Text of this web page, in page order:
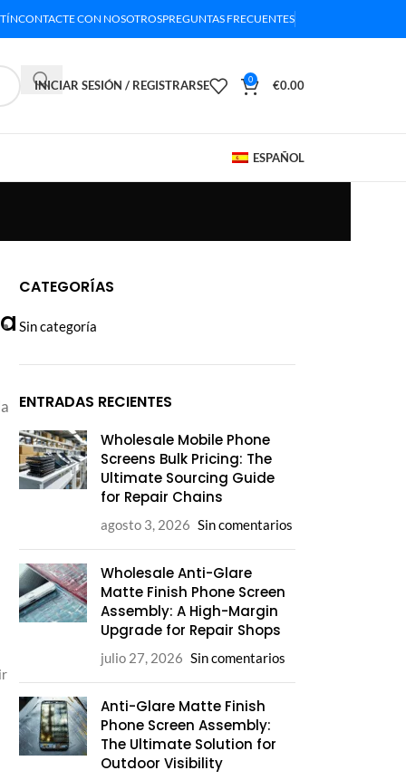
CONTACTE CON NOSOTROSPREGUNTAS FRECUENTES
INICIAR SESIÓN / REGISTRARSE 0 €0.00
ESPAÑOL
CATEGORÍAS
Sin categoría
ENTRADAS RECIENTES
Wholesale Mobile Phone
Screens Bulk Pricing: The
Ultimate Sourcing Guide
for Repair Chains
agosto 3, 2026 Sin comentarios
Wholesale Anti-Glare
Matte Finish Phone Screen
Assembly: A High-Margin
Upgrade for Repair Shops
julio 27, 2026 Sin comentarios
Anti-Glare Matte Finish
Phone Screen Assembly:
The Ultimate Solution for
Outdoor Visibility